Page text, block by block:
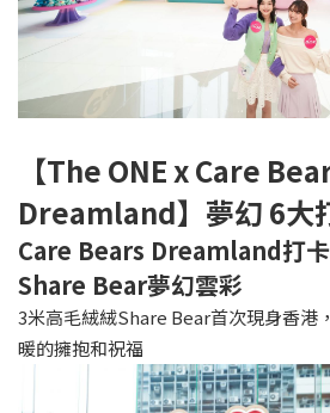
【The ONE x Care
Dreamland】夢幻 6大
Care Bears Dreamland打
Share Bear夢幻雲彩
3米高毛絨絨Share Bear首次現身香港
暖的擁抱和祝福